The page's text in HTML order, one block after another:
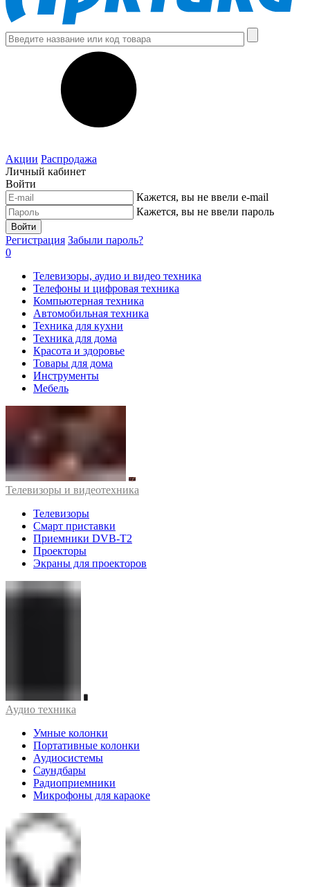
Акции Распродажа
Личный кабинет
Войти
Кажется, вы не ввели e-mail
Кажется, вы не ввели пароль
Войти
Регистрация Забыли пароль?
0
Телевизоры, аудио и видео техника
Телефоны и цифровая техника
Компьютерная техника
Автомобильная техника
Техника для кухни
Техника для дома
Красота и здоровье
Товары для дома
Инструменты
Мебель
Телевизоры и видеотехника
Телевизоры
Смарт приставки
Приемники DVB-T2
Проекторы
Экраны для проекторов
Аудио техника
Умные колонки
Портативные колонки
Аудиосистемы
Саундбары
Радиоприемники
Микрофоны для караоке